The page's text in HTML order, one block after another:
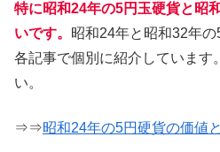
特に昭和24年の5円玉硬貨と昭
いです。 昭和24年と昭和32年
各記事で個別に紹介しています
い。
⇒⇒昭和24年の5円硬貨の価値